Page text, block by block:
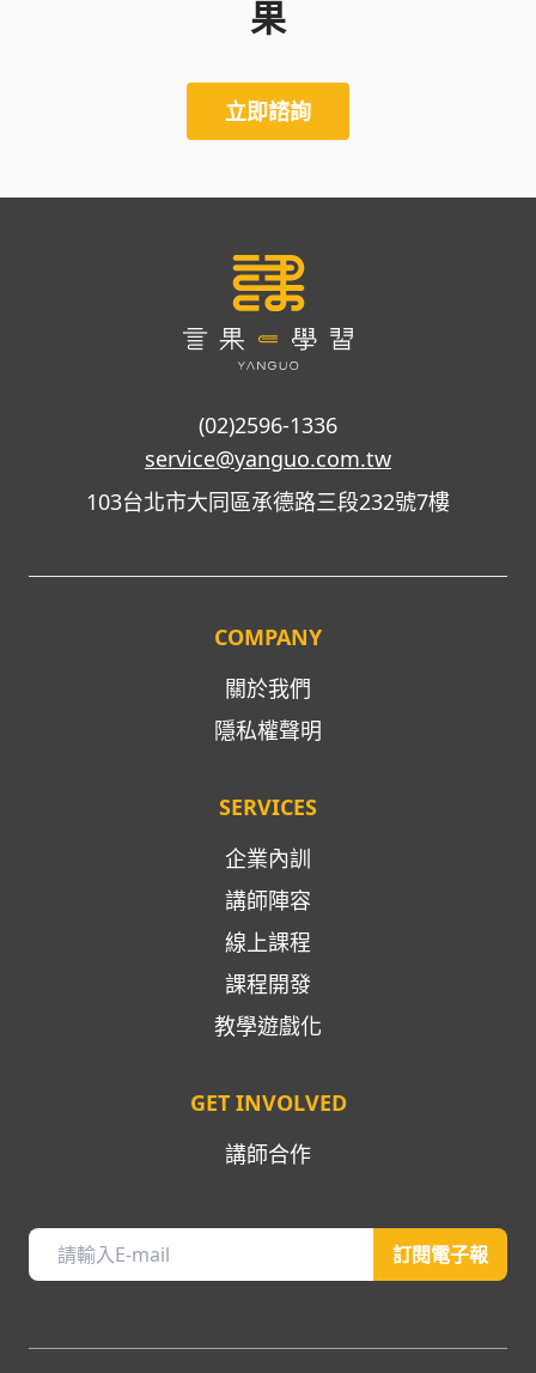
果
立即諮詢
(02)2596-1336
service@yanguo.com.tw
103台北市大同區承德路三段232號7樓
COMPANY
關於我們
隱私權聲明
SERVICES
企業內訓
講師陣容
線上課程
課程開發
教學遊戲化
GET INVOLVED
講師合作
訂閱電子報